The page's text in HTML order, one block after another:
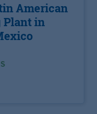
American
in